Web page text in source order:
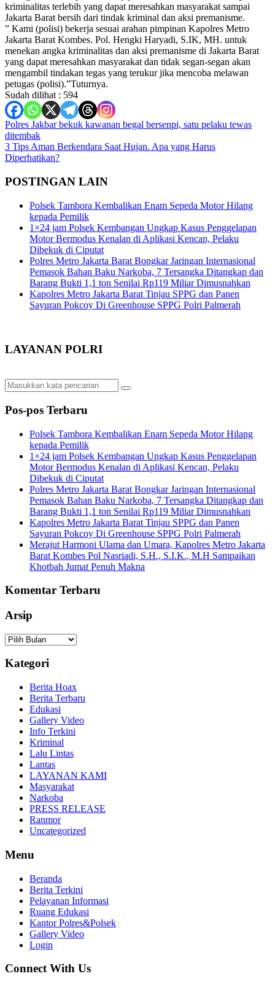
kriminalitas terlebih yang dapat meresahkan masyarakat sampai
Jakarta Barat bersih dari tindak kriminal dan aksi premanisme.
” Kami (polisi) bekerja sesuai arahan pimpinan Kapolres Metro
Jakarta Barat Kombes. Pol. Hengki Haryadi, S.IK, MH. untuk
menekan angka kriminalitas dan aksi premanisme di Jakarta Barat
yang dapat meresahkan masyarakat dan tidak segan-segan akan
mengambil tindakan tegas yang terukur jika mencoba melawan
petugas (polisi).”Tuturnya.
Sudah dilihat : 594
Navigasi
pos
Polres Jakbar bekuk kawanan begal bersenpi, satu pelaku tewas
ditembak
3 Tips Aman Berkendara Saat Hujan. Apa yang Harus
Diperhatikan?
POSTINGAN LAIN
Polsek Tambora Kembalikan Enam Sepeda Motor Hilang
kepada Pemilik
1×24 jam Polsek Kembangan Ungkap Kasus Penggelapan
Motor Bermodus Kenalan di Aplikasi Kencan, Pelaku
Dibekuk di Ciputat
Polres Metro Jakarta Barat Bongkar Jaringan Internasional
Pemasok Bahan Baku Narkoba, 7 Tersangka Ditangkap dan
Barang Bukti 1,1 ton Senilai Rp119 Miliar Dimusnahkan
Kapolres Metro Jakarta Barat Tinjau SPPG dan Panen
Sayuran Pokcoy Di Greenhouse SPPG Polri Palmerah
LAYANAN POLRI
Pos-pos Terbaru
Polsek Tambora Kembalikan Enam Sepeda Motor Hilang
kepada Pemilik
1×24 jam Polsek Kembangan Ungkap Kasus Penggelapan
Motor Bermodus Kenalan di Aplikasi Kencan, Pelaku
Dibekuk di Ciputat
Polres Metro Jakarta Barat Bongkar Jaringan Internasional
Pemasok Bahan Baku Narkoba, 7 Tersangka Ditangkap dan
Barang Bukti 1,1 ton Senilai Rp119 Miliar Dimusnahkan
Kapolres Metro Jakarta Barat Tinjau SPPG dan Panen
Sayuran Pokcoy Di Greenhouse SPPG Polri Palmerah
Merajut Harmoni Ulama dan Umara, Kapolres Metro Jakarta
Barat Kombes Pol Nasriadi, S.H., S.I.K., M.H Sampaikan
Khotbah Jumat Penuh Makna
Komentar Terbaru
Arsip
Arsip
Kategori
Berita Hoax
Berita Terbaru
Edukasi
Gallery Video
Info Terkini
Kriminal
Lalu Lintas
Lantas
LAYANAN KAMI
Masyarakat
Narkoba
PRESS RELEASE
Ranmor
Uncategorized
Menu
Beranda
Berita Terkini
Pelayanan Informasi
Ruang Edukasi
Kantor Polres&Polsek
Gallery Video
Login
Connect With Us